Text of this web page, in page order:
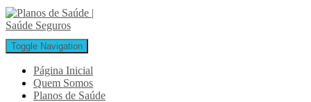
Toggle Navigation
Página Inicial
Quem Somos
Planos de Saúde